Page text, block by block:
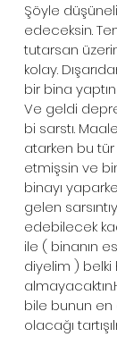
Şöyle
edeceksin.
tutarsan
kolay.
bir bina
Ve geldi
bi sarstı.
atarken bu tür
etmişsin ve
binayı
gelen
edebilecek
ile ( binanın
diyelim ) belki
bile bunun en
olacağı